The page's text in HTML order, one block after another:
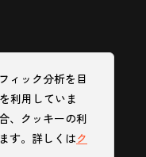
ィック分析を目
利用していま
、クッキーの利
す。詳しくはク